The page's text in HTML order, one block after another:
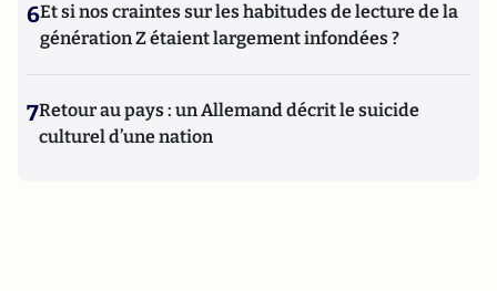
6Et si nos craintes sur les habitudes de lecture de la
génération Z étaient largement infondées ?
7Retour au pays : un Allemand décrit le suicide
culturel d’une nation